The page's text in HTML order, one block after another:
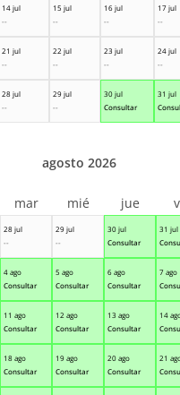
14 jul
--
15 jul
--
16 jul
--
17 jul
--
21 jul
--
22 jul
--
23 jul
--
24 jul
--
28 jul
--
29 jul
--
30 jul
Consultar
31 jul
28 jul
--
29 jul
--
30 jul
Consultar
31 jul
4 ago
Consultar
5 ago
Consultar
6 ago
Consultar
7 ago
11 ago
Consultar
12 ago
Consultar
13 ago
Consultar
14
18 ago
Consultar
19 ago
Consultar
20 ago
Consultar
21
agosto 2026
mar mié jue